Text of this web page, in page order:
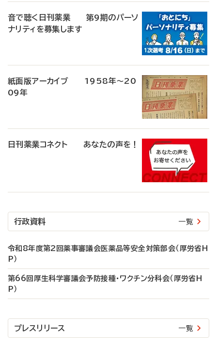
音で聴く日刊薬業 第9期のパーソ
ナリティを募集します
紙面版アーカイブ 1958年～20
09年
日刊薬業コネクト あなたの声を！
行政資料 一覧
令和8年度第2回薬事審議会医薬品等安全対策部会（厚労省H
P）
第66回厚生科学審議会予防接種・ワクチン分科会（厚労省H
P）
プレスリリース 一覧